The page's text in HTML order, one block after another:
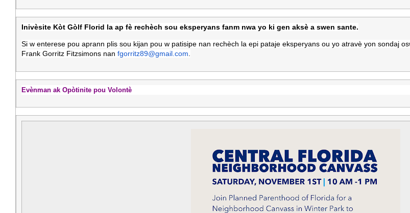
Inivèsite Kòt Gòlf Florid la ap fè rechèch sou eksperyans fanm nwa yo ki gen aksè a swen sante.
Si w enterese pou aprann plis sou kijan pou w patisipe nan rechèch la epi pataje eksperyans ou yo atravè yon sondaj
Frank Gorritz Fitzsimons nan fgorritz89@gmail.com.
Evènman ak Opòtinite pou Volontè